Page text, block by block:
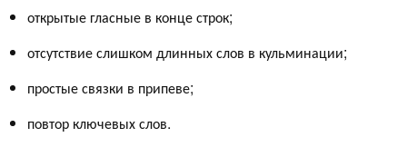
открытые гласные в конце строк;
отсутствие слишком длинных слов в кульминации;
простые связки в припеве;
повтор ключевых слов.